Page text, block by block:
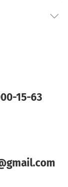
15-63